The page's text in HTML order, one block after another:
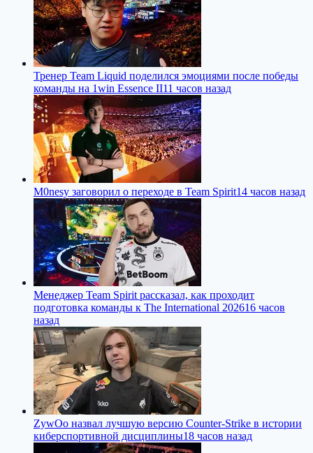
Тренер Team Liquid поделился эмоциями после победы
команды на 1win Essence II11 часов назад
M0nesy заговорил о переходе в Team Spirit14 часов назад
Менеджер Team Spirit рассказал, как проходит
подготовка команды к The International 202616 часов
назад
ZywOo назвал лучшую версию Counter-Strike в истории
киберспортивной дисциплины18 часов назад